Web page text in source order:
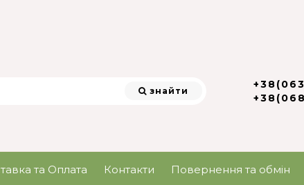
знайти
та Оплата Контакти Повернення та обмін